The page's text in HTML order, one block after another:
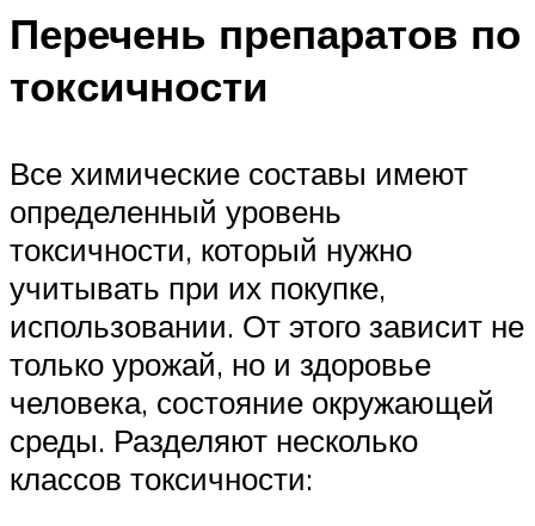
Перечень препаратов по
токсичности
Все химические составы имеют
определенный уровень
токсичности, который нужно
учитывать при их покупке,
использовании. От этого зависит не
только урожай, но и здоровье
человека, состояние окружающей
среды. Разделяют несколько
классов токсичности: